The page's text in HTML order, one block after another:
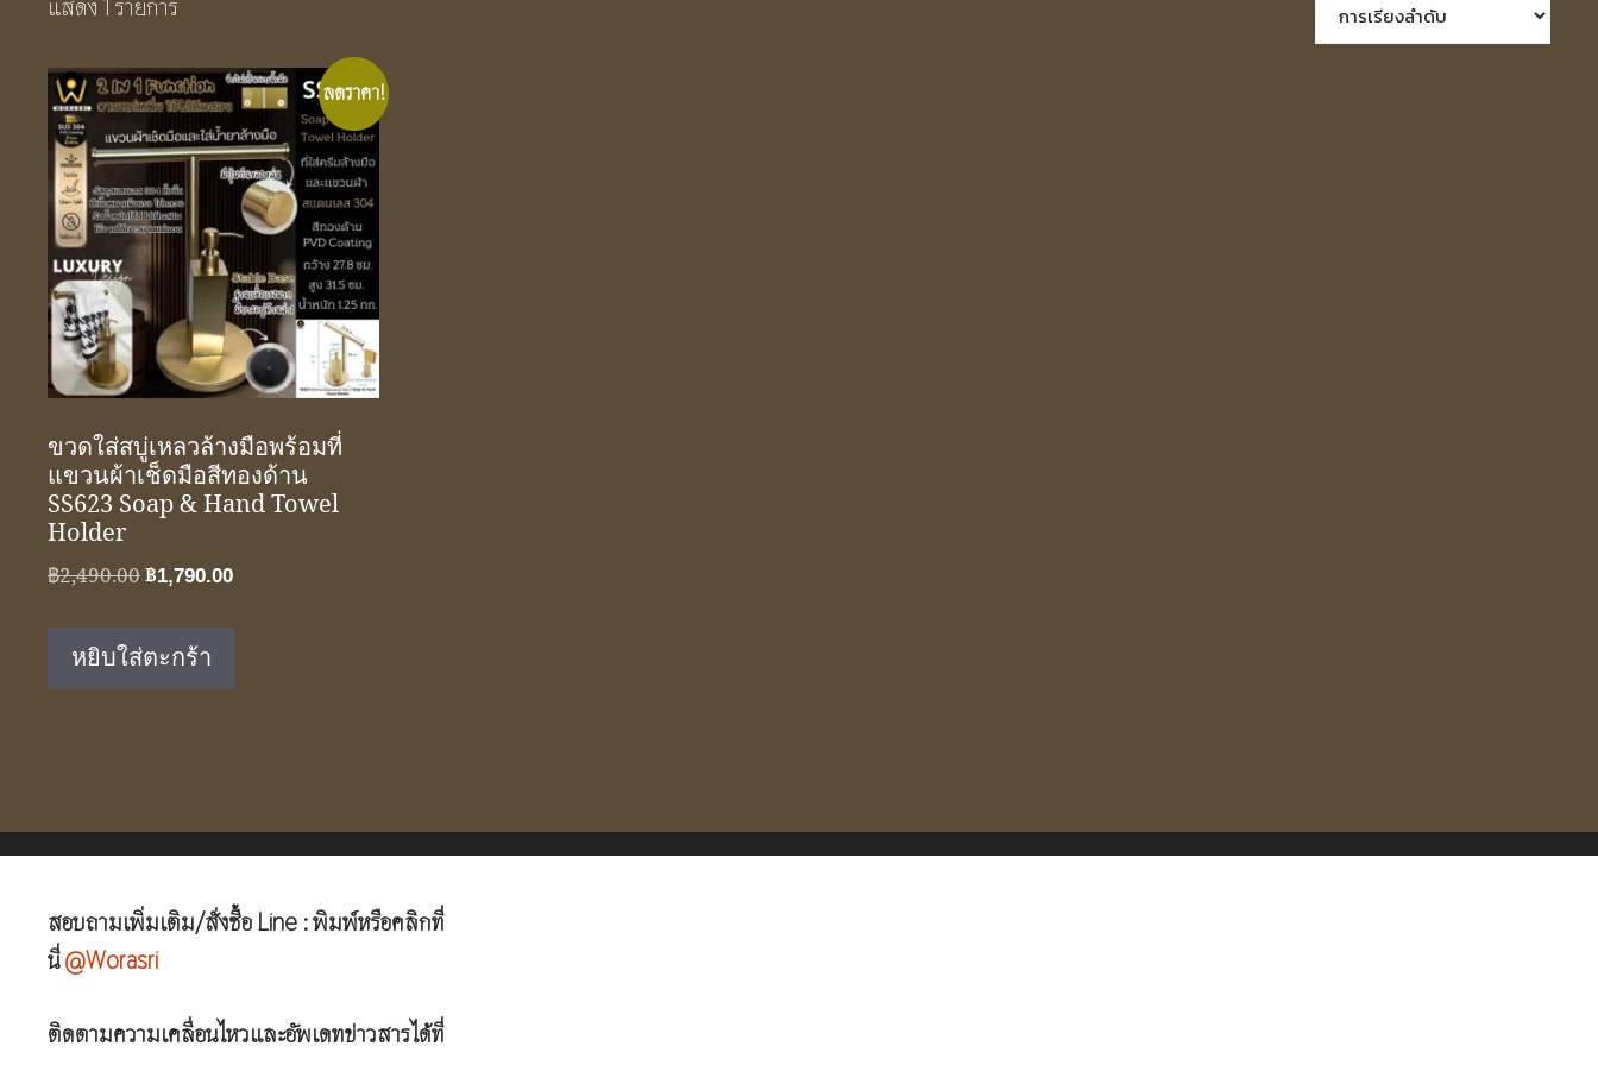
แสดง 1 รายการ
ลดราคา!
ขวดใส่สบู่เหลวล้างมือพร้อมที่
แขวนผ้าเช็ดมือสีทองด้าน
SS623 Soap & Hand Towel
Holder
฿2,490.00Original
฿2,490.00.
฿1,790.00Current
หยิบใส่ตะกร้า
สอบถามเพิ่มเติม/สั่งซื้อ Line : พิมพ์หรือคลิกที่
นี่@Worasri
ติดตามความเคลื่อนไหวและอัพเดทข่าวสารได้ที่